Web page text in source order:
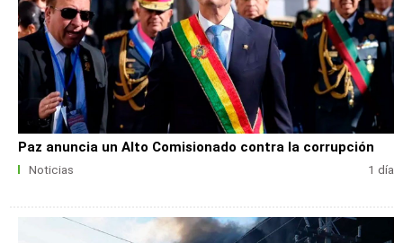
Paz anuncia un Alto Comisionado contra la corrupción
Noticias 1 día